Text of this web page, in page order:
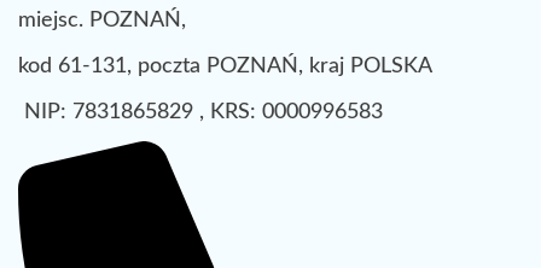
miejsc. POZNAŃ,
kod 61-131, poczta POZNAŃ, kraj POLSKA
NIP: 7831865829 , KRS: 0000996583